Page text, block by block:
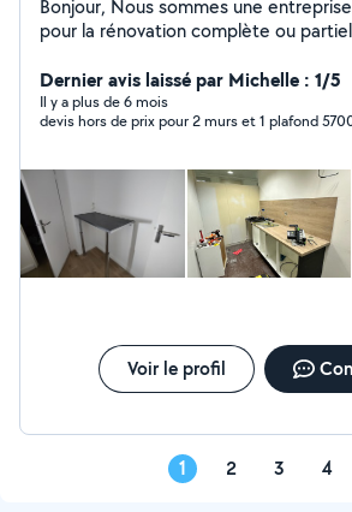
Bonjour, Nous sommes une entreprise de bâtiment
pour la rénovation complète ou
électricité générale. - enduit et
mur en placo-plâtre type Ba13). -
cuisine,placard). - revêtement sol dur
et nous pouvons nous déplacer pour
chiffrage et un devis gratuitement. Cordialement. MTI
RENOV BAT.
Dernier avis laissé par Michelle : 1/5
Il y a plus de 6 mois
devis hors de prix pour 2 murs et 1 plafond
Voir le profil
1 2 3 4